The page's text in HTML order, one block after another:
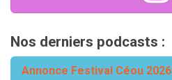
Nos derniers podcasts :
Annonce Festival Céou 2026